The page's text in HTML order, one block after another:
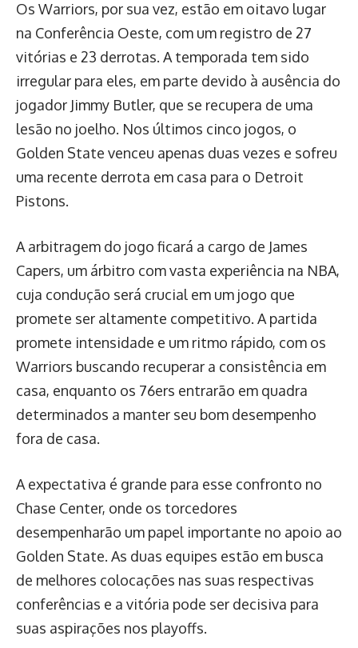
Os Warriors, por sua vez, estão em oitavo lugar
na Conferência Oeste, com um registro de 27
vitórias e 23 derrotas. A temporada tem sido
irregular para eles, em parte devido à ausência do
jogador Jimmy Butler, que se recupera de uma
lesão no joelho. Nos últimos cinco jogos, o
Golden State venceu apenas duas vezes e sofreu
uma recente derrota em casa para o Detroit
Pistons.
A arbitragem do jogo ficará a cargo de James
Capers, um árbitro com vasta experiência na NBA,
cuja condução será crucial em um jogo que
promete ser altamente competitivo. A partida
promete intensidade e um ritmo rápido, com os
Warriors buscando recuperar a consistência em
casa, enquanto os 76ers entrarão em quadra
determinados a manter seu bom desempenho
fora de casa.
A expectativa é grande para esse confronto no
Chase Center, onde os torcedores
desempenharão um papel importante no apoio ao
Golden State. As duas equipes estão em busca
de melhores colocações nas suas respectivas
conferências e a vitória pode ser decisiva para
suas aspirações nos playoffs.